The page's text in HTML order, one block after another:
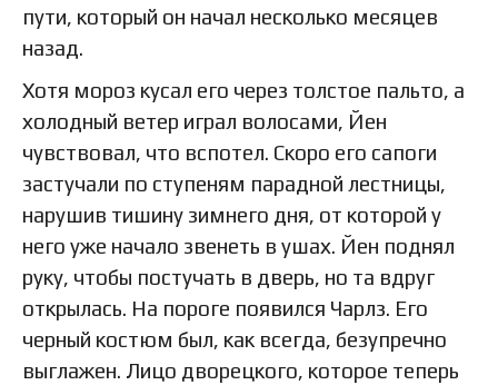
пути, который он начал несколько месяцев
назад.
Хотя мороз кусал его через толстое пальто, а
холодный ветер играл волосами, Йен
чувствовал, что вспотел. Скоро его сапоги
застучали по ступеням парадной лестницы,
нарушив тишину зимнего дня, от которой у
него уже начало звенеть в ушах. Йен поднял
руку, чтобы постучать в дверь, но та вдруг
открылась. На пороге появился Чарлз. Его
черный костюм был, как всегда, безупречно
выглажен. Лицо дворецкого, которое теперь